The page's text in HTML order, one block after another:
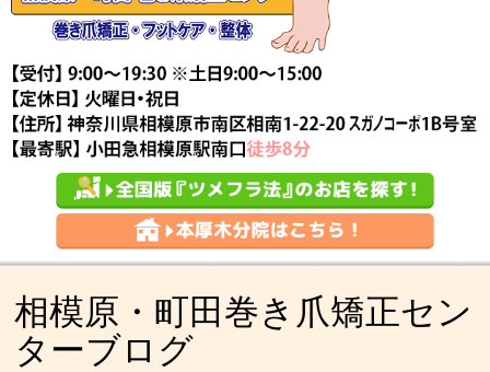
相模原・町田巻き爪矯正セン
ターブログ